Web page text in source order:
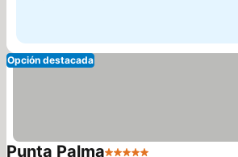
Opción destacada
Punta Palma